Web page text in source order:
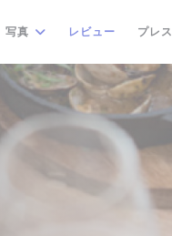
写真 レビュー プレス